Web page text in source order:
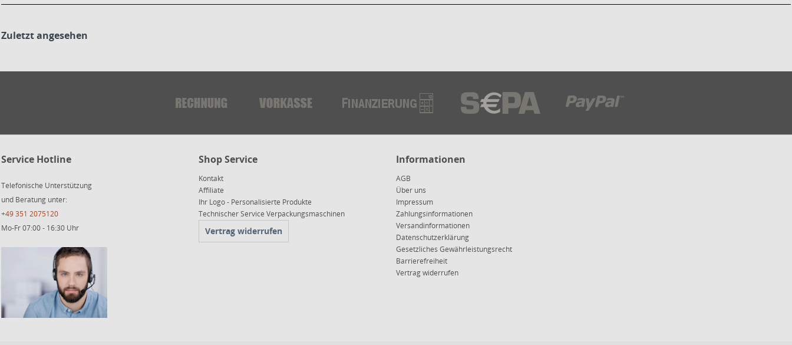
Zuletzt angesehen
Service Hotline
Telefonische Unterstützung
und Beratung unter:
+49 351 2075120
Mo-Fr 07:00 - 16:30 Uhr
Shop Service
Kontakt
Affiliate
Ihr Logo - Personalisierte Produkte
Technischer Service Verpackungsmaschinen
Vertrag widerrufen
Informationen
AGB
Über uns
Impressum
Zahlungsinformationen
Versandinformationen
Datenschutzerklärung
Gesetzliches Gewährleistungsrecht
Barrierefreiheit
Vertrag widerrufen